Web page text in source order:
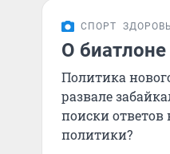
СПОРТ
О
Политика
развале
поиски ответов
политики?